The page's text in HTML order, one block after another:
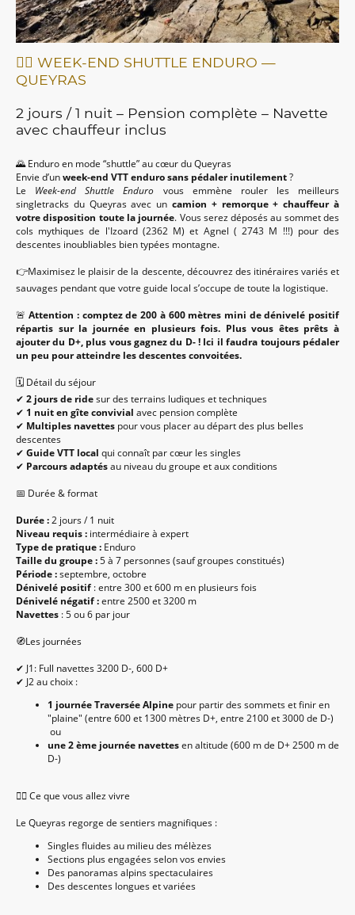
🚵‍♂️ WEEK-END SHUTTLE ENDURO —
QUEYRAS
2 jours / 1 nuit – Pension complète – Navette
avec chauffeur inclus
🌄 Enduro en mode “shuttle” au cœur du Queyras
Envie d’unweek-end VTT enduro sans pédaler inutilement?
Le Week-end Shuttle Enduro vous emmène rouler les meilleurs
singletracks du Queyras avec un camion + remorque + chauffeur à
votre disposition toute la journée. Vous serez déposés au sommet des
cols mythiques de l'Izoard (2362 M) et Agnel ( 2743 M !!!) pour des
descentes inoubliables bien typées montagne.
👉Maximisez le plaisir de la descente, découvrez des itinéraires variés et
sauvages pendant que votre guide local s’occupe de toute la logistique.
🚨Attention : comptez de 200 à 600 mètres mini de dénivelé positif
répartis sur la journée en plusieurs fois. Plus vous êtes prêts à
ajouter du D+, plus vous gagnez du D- ! Ici il faudra toujours pédaler
un peu pour atteindre les descentes convoitées.
🗓️ Détail du séjour
✔ 2 jours de ridesur des terrains ludiques et techniques
✔ 1 nuit en gîte convivial avec pension complète
✔ Multiples navettes pour vous placer au départ des plus belles
descentes
✔ Guide VTT local qui connaît par cœur les singles
✔ Parcours adaptésau niveau du groupe et aux conditions
📅 Durée & format
Durée :2 jours / 1 nuit
Niveau requis : intermédiaire à expert
Type de pratique : Enduro
Taille du groupe :5 à 7 personnes (sauf groupes constitués)
Période :septembre, octobre
Dénivelé positif : entre 300 et 600 m en plusieurs fois
Dénivelé négatif :entre 2500 et 3200 m
Navettes : 5 ou 6 par jour
🧭Les journées
✔ J1: Full navettes 3200 D-, 600 D+
✔ J2 au choix :
1 journée Traversée Alpine pour partir des sommets et finir en
"plaine" (entre 600 et 1300 mètres D+, entre 2100 et 3000 de D-)
ou
une 2 ème journée navettesen altitude (600 m de D+ 2500 m de
D-)
🚵‍♂️ Ce que vous allez vivre
Le Queyras regorge de sentiers magnifiques :
Singles fluides au milieu des mélèzes
Sections plus engagées selon vos envies
Des panoramas alpins spectaculaires
Des descentes longues et variées